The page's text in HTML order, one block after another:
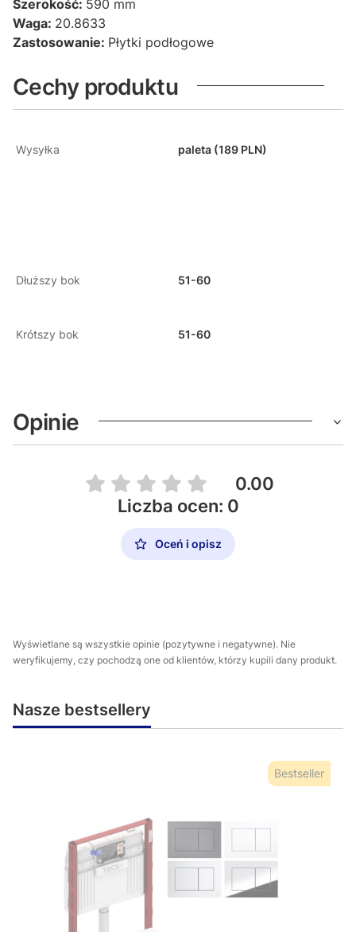
Szerokość: 590 mm
Waga: 20.8633
Zastosowanie: Płytki podłogowe
Cechy produktu
Wysyłka paleta (189 PLN)
Dłuższy bok 51-60
Krótszy bok 51-60
Opinie
0.00
Liczba ocen: 0
Oceń i opisz
Wyświetlane są wszystkie opinie (pozytywne i negatywne). Nie
weryfikujemy, czy pochodzą one od klientów, którzy kupili dany produkt.
Nasze bestsellery
Bestseller